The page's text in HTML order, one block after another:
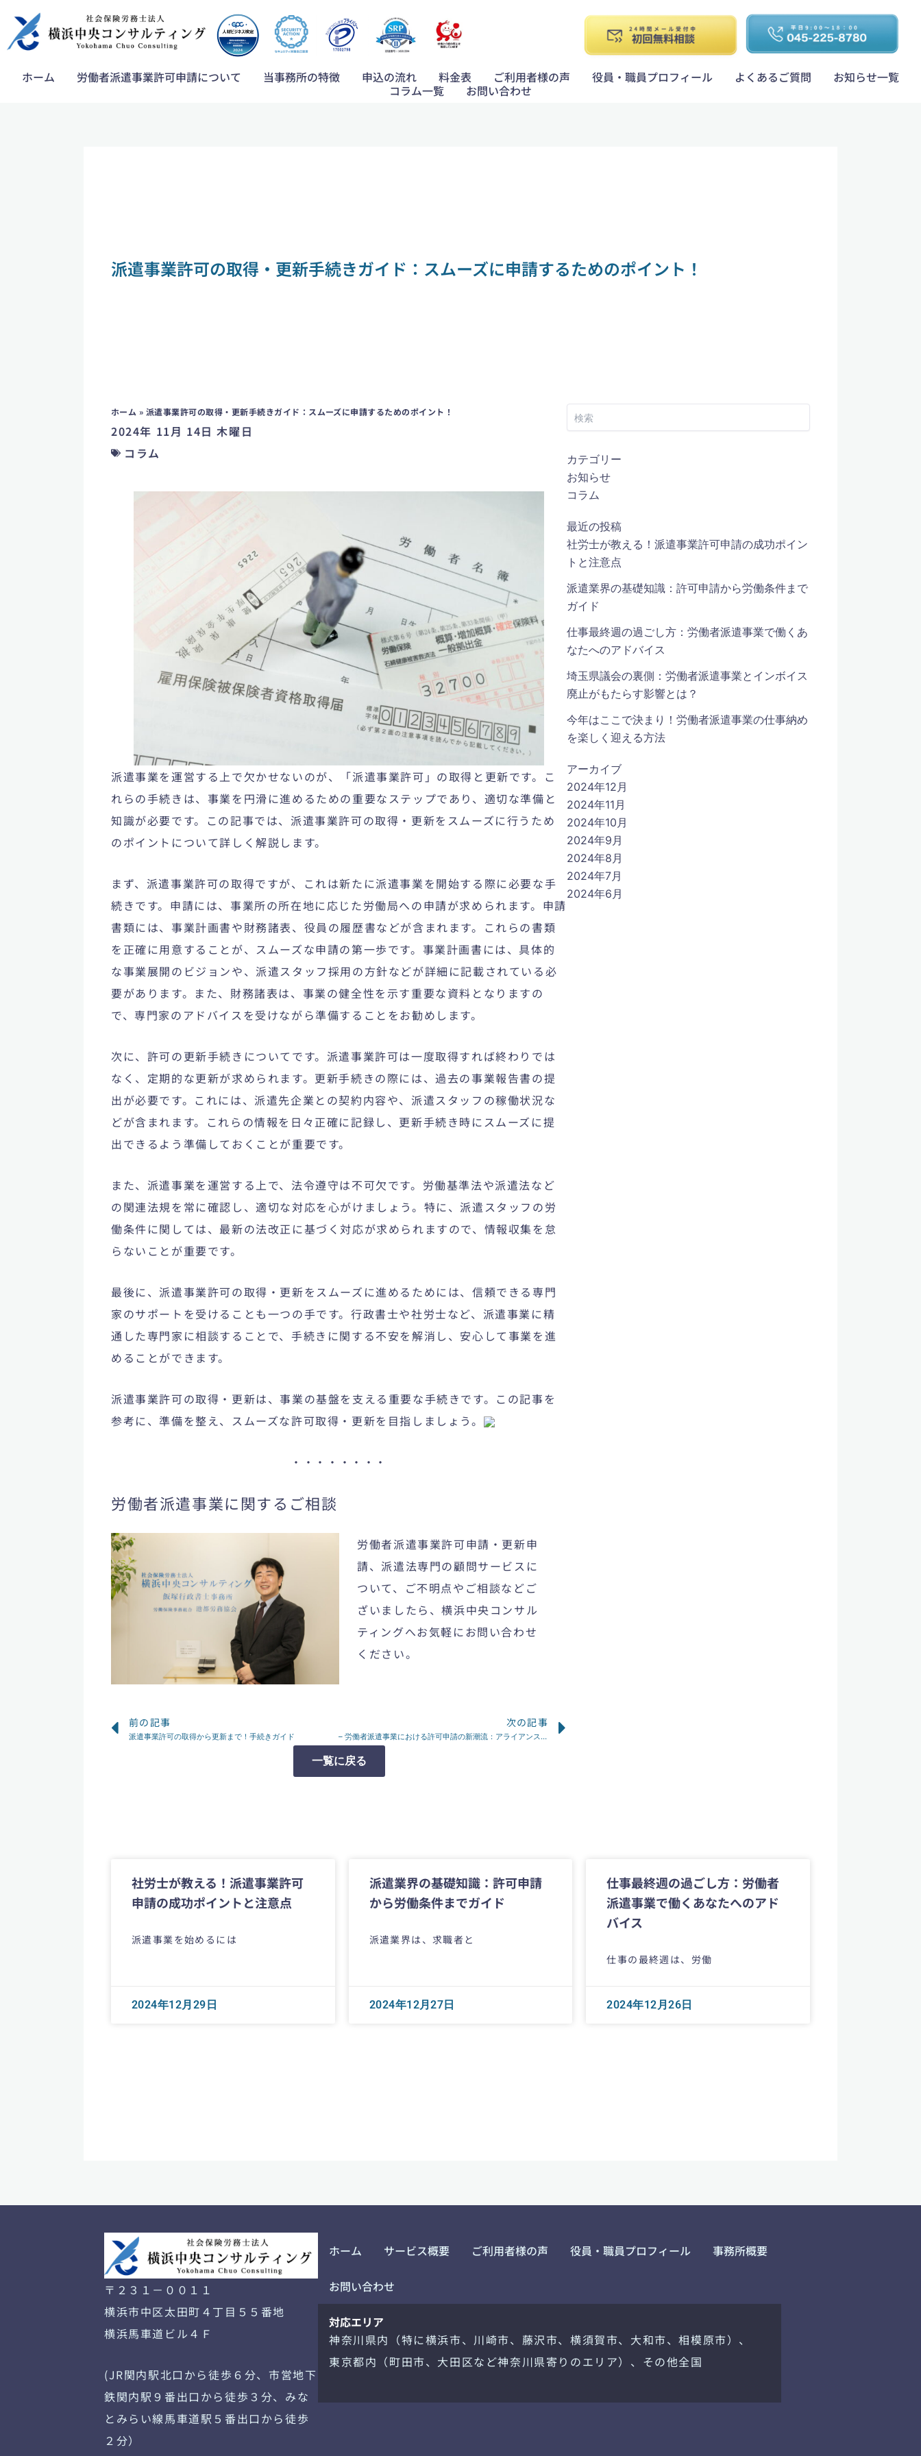
を
ホーム 労働者派遣事業許可申請について 当事務所の特徴 申込の流れ 料金表 ご利用者様の声 役員・職員プロフィール よくあるご質問
お知らせ一覧
コラム一覧
お問い合わせ
派遣事業許可の取得・更新手続きガイド：スムーズに申請するためのポイント！
ホーム » 派遣事業許可の取得・更新手続きガイド：スムーズに申請するためのポイント！
2024年 11月 14日 木曜日
コラム
派遣事業を運営する上で欠かせないのが、「派遣事業許可」の取得と更新です。こ
れらの手続きは、事業を円滑に進めるための重要なステップであり、適切な準備と
知識が必要です。この記事では、派遣事業許可の取得・更新をスムーズに行うため
のポイントについて詳しく解説します。
まず、派遣事業許可の取得ですが、これは新たに派遣事業を開始する際に必要な手
続きです。申請には、事業所の所在地に応じた労働局への申請が求められます。申請
書類には、事業計画書や財務諸表、役員の履歴書などが含まれます。これらの書類
を正確に用意することが、スムーズな申請の第一歩です。事業計画書には、具体的
な事業展開のビジョンや、派遣スタッフ採用の方針などが詳細に記載されている必
要があります。また、財務諸表は、事業の健全性を示す重要な資料となりますの
で、専門家のアドバイスを受けながら準備することをお勧めします。
次に、許可の更新手続きについてです。派遣事業許可は一度取得すれば終わりでは
なく、定期的な更新が求められます。更新手続きの際には、過去の事業報告書の提
出が必要です。これには、派遣先企業との契約内容や、派遣スタッフの稼働状況な
どが含まれます。これらの情報を日々正確に記録し、更新手続き時にスムーズに提
出できるよう準備しておくことが重要です。
また、派遣事業を運営する上で、法令遵守は不可欠です。労働基準法や派遣法など
の関連法規を常に確認し、適切な対応を心がけましょう。特に、派遣スタッフの労
働条件に関しては、最新の法改正に基づく対応が求められますので、情報収集を怠
らないことが重要です。
最後に、派遣事業許可の取得・更新をスムーズに進めるためには、信頼できる専門
家のサポートを受けることも一つの手です。行政書士や社労士など、派遣事業に精
通した専門家に相談することで、手続きに関する不安を解消し、安心して事業を進
めることができます。
派遣事業許可の取得・更新は、事業の基盤を支える重要な手続きです。この記事を
参考に、準備を整え、スムーズな許可取得・更新を目指しましょう。
・・・・・・・・
労働者派遣事業に関するご相談
労働者派遣事業許可申請・更新申
請、派遣法専門の顧問サービスに
ついて、ご不明点やご相談などご
ざいましたら、横浜中央コンサル
ティングへお気軽にお問い合わせ
ください。
Prev
前の記事
派遣事業許可の取得から更新まで！手続きガイド
次の記事
– 労働者派遣事業における許可申請の新潮流：アライアンスとフォーサーの役割とは？
一覧に戻る
索
カテゴリー
お知らせ
コラム
最近の投稿
社労士が教える！派遣事業許可申請の成功ポイン
トと注意点
派遣業界の基礎知識：許可申請から労働条件まで
ガイド
仕事最終週の過ごし方：労働者派遣事業で働くあ
なたへのアドバイス
埼玉県議会の裏側：労働者派遣事業とインボイス
廃止がもたらす影響とは？
今年はここで決まり！労働者派遣事業の仕事納め
を楽しく迎える方法
アーカイブ
2024年12月
2024年11月
2024年10月
2024年9月
2024年8月
2024年7月
2024年6月
社労士が教える！派遣事業許可
申請の成功ポイントと注意点
派遣事業を始めるには
2024年12月29日
派遣業界の基礎知識：許可申請
から労働条件までガイド
派遣業界は、求職者と
2024年12月27日
仕事最終週の過ごし方：労働者
派遣事業で働くあなたへのアド
バイス
仕事の最終週は、労働
2024年12月26日
〒２３１－００１１
横浜市中区太田町４丁目５５番地
横浜馬車道ビル４Ｆ
(JR関内駅北口から徒歩６分、市営地下
鉄関内駅９番出口から徒歩３分、みな
とみらい線馬車道駅５番出口から徒歩
２分）
ホーム サービス概要 ご利用者様の声 役員・職員プロフィール 事務所概要
お問い合わせ
対応エリア
神奈川県内（特に横浜市、川崎市、藤沢市、横須賀市、大和市、相模原市）、
東京都内（町田市、大田区など神奈川県寄りのエリア）、その他全国